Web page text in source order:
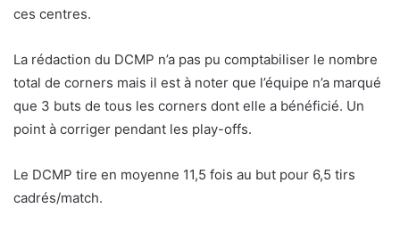
ces centres.
La rédaction du DCMP n’a pas pu comptabiliser le nombre
total de corners mais il est à noter que l’équipe n’a marqué
que 3 buts de tous les corners dont elle a bénéficié. Un
point à corriger pendant les play-offs.
Le DCMP tire en moyenne 11,5 fois au but pour 6,5 tirs
cadrés/match.